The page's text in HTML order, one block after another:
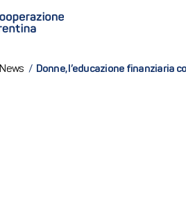
News / Donne, l’educazione finanziaria